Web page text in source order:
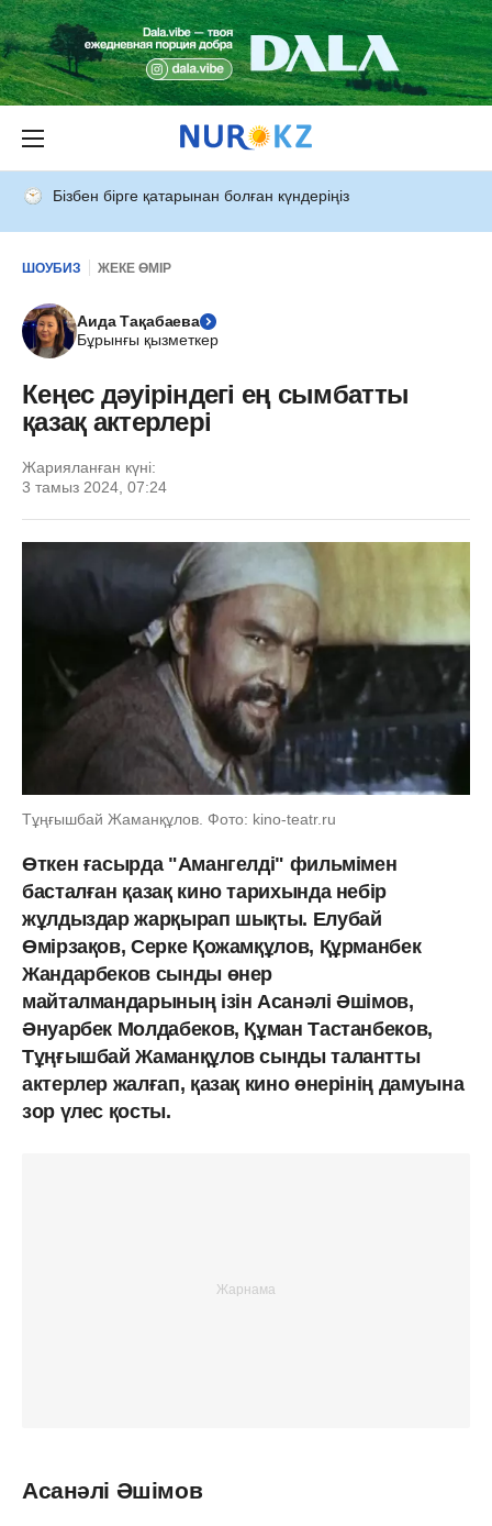
Бізбен бірге қатарынан болған күндеріңіз
ШОУБИЗ ЖЕКЕ ӨМІР
Аида Тақабаева
Бұрынғы қызметкер
Кеңес дәуіріндегі ең сымбатты
қазақ актерлері
Жарияланған күні:
3 тамыз 2024, 07:24
Тұңғышбай Жаманқұлов. Фото: kino-teatr.ru
Өткен ғасырда "Амангелді" фильмімен
басталған қазақ кино тарихында небір
жұлдыздар жарқырап шықты. Елубай
Өмірзақов, Серке Қожамқұлов, Құрманбек
Жандарбеков сынды өнер
майталмандарының ізін Асанәлі Әшімов,
Әнуарбек Молдабеков, Құман Тастанбеков,
Тұңғышбай Жаманқұлов сынды талантты
актерлер жалғап, қазақ кино өнерінің дамуына
зор үлес қосты.
Асанәлі Әшімов